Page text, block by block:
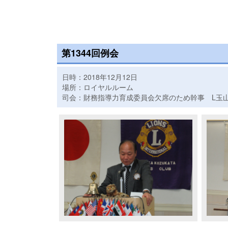
第1344回例会
日時：2018年12月12日
場所：ロイヤルルーム
司会：財務指導力育成委員会欠席のため幹事 L玉